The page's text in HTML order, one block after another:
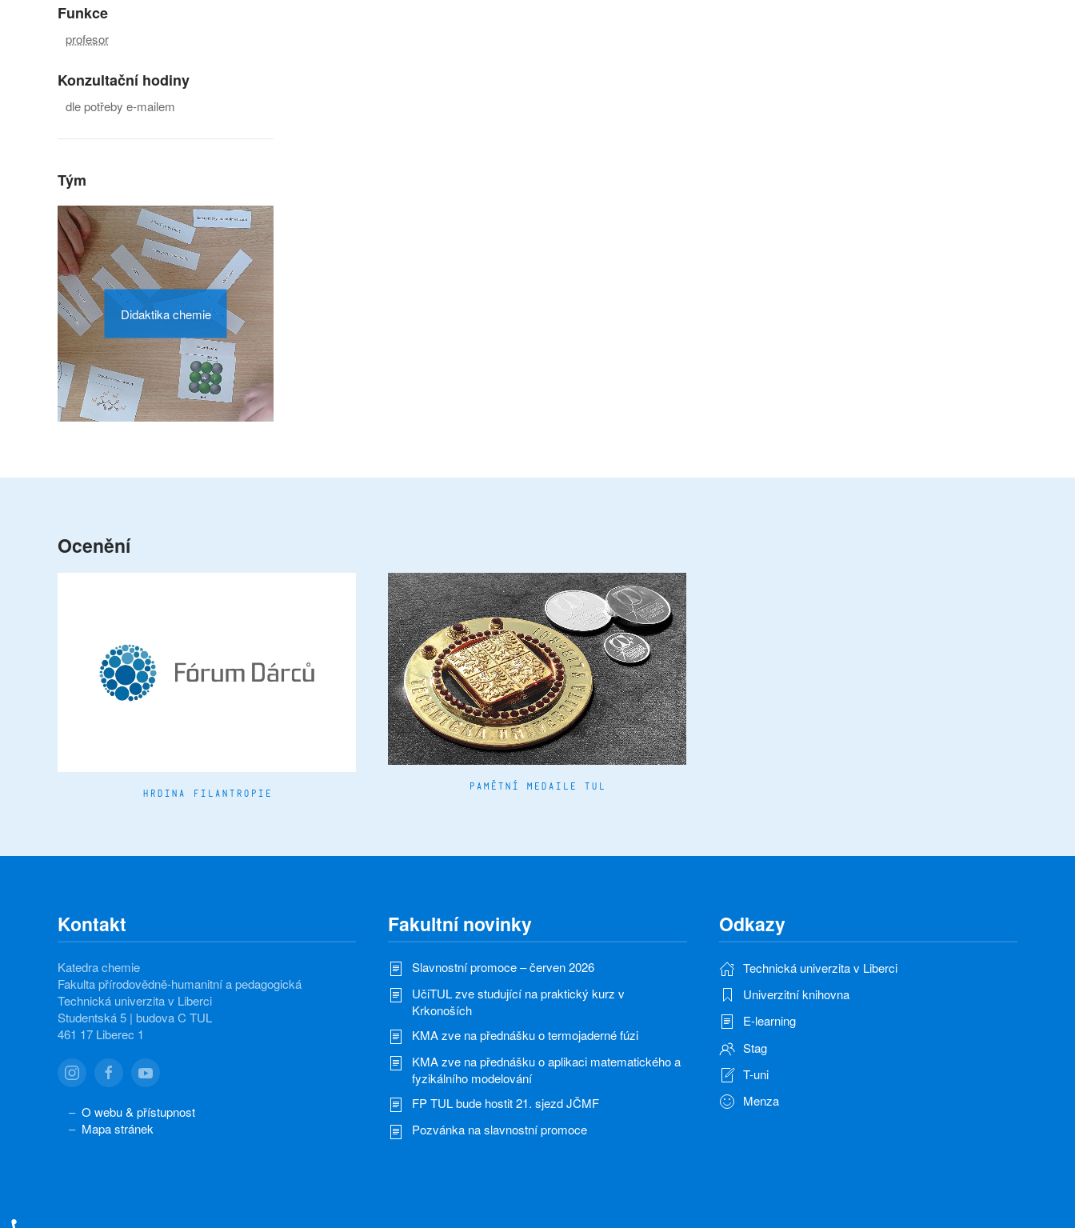
Funkce
profesor
Konzultační hodiny
dle potřeby e-mailem
Tým
Didaktika chemie
Ocenění
HRDINA FILANTROPIE
PAMĚTNÍ MEDAILE TUL
Kontakt
Katedra chemie
Fakulta přírodovědně-humanitní a pedagogická
Technická univerzita v Liberci
Studentská 5 | budova C TUL
461 17 Liberec 1
O webu & přístupnost
Mapa stránek
Fakultní novinky
Slavnostní promoce – červen 2026
UčiTUL zve studující na praktický kurz v
Krkonoších
KMA zve na přednášku o termojaderné fúzi
KMA zve na přednášku o aplikaci matematického a
fyzikálního modelování
FP TUL bude hostit 21. sjezd JČMF
Pozvánka na slavnostní promoce
Odkazy
Technická univerzita v Liberci
Univerzitní knihovna
E-learning
Stag
T-uni
Menza